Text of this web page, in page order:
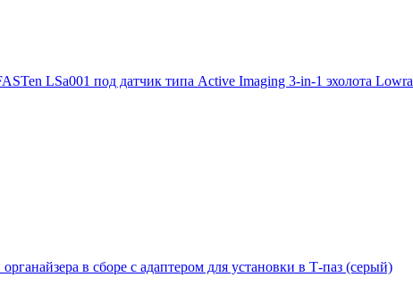
LSa001 под датчик типа Active Imaging 3-in-1 эхолота
в сборе с адаптером для установки в Т-паз (серый)